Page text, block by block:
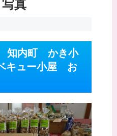
真
知内町 かき小
キュー小屋 お